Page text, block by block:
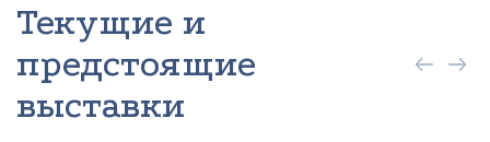
Текущие и
предстоящие
выставки